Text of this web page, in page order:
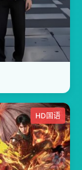
HD国语